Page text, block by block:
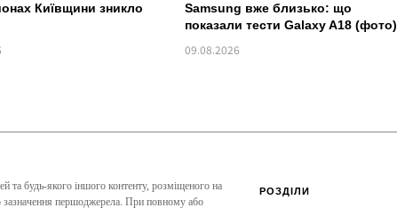
Київщини зникло
Samsung вже близько: що
показали тести Galaxy A18 (фото)
09.08.2026
та будь-якого іншого контенту, розміщеного на
зазначення першоджерела. При повному або
РОЗДІЛИ